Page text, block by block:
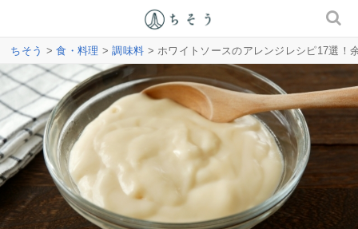
ちそう >食・料理 >調味料 > ホワイトソースのアレンジレシピ17選！